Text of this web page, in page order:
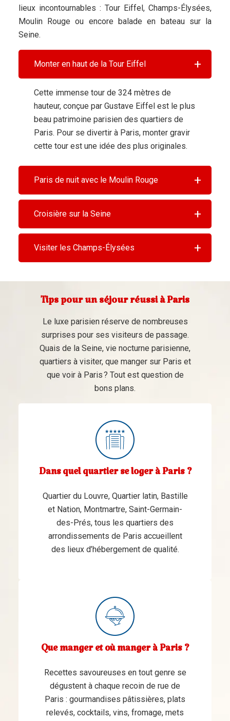
lieux incontournables : Tour Eiffel, Champs-Élysées,
Moulin Rouge ou encore balade en bateau sur la
Seine.
Monter en haut de la Tour Eiffel
Cette immense tour de 324 mètres de
hauteur, conçue par Gustave Eiffel est le plus
beau patrimoine parisien des quartiers de
Paris. Pour se divertir à Paris, monter gravir
cette tour est une idée des plus originales.
Paris de nuit avec le Moulin Rouge
Croisière sur la Seine
Visiter les Champs-Élysées
Tips pour un séjour réussi à Paris
Le luxe parisien réserve de nombreuses
surprises pour ses visiteurs de passage.
Quais de la Seine, vie nocturne parisienne,
quartiers à visiter, que manger sur Paris et
que voir à Paris ? Tout est question de
bons plans.
Dans quel quartier se loger à Paris ?
Quartier du Louvre, Quartier latin, Bastille
et Nation, Montmartre, Saint-Germain-
des-Prés, tous les quartiers des
arrondissements de Paris accueillent
des lieux d’hébergement de qualité.
Que manger et où manger à Paris ?
Recettes savoureuses en tout genre se
dégustent à chaque recoin de rue de
Paris : gourmandises pâtissières, plats
relevés, cocktails, vins, fromage, mets